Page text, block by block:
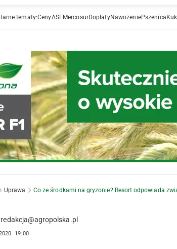
tematy:CenyASFMercosurDopłatyNawożeniePszenica
Uprawa Co ze środkami na gryzonie? Resort odpowiada
19:00